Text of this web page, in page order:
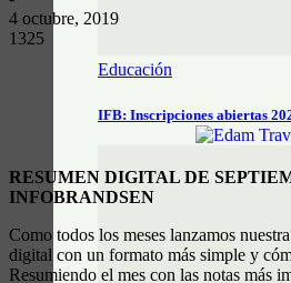
Educación
IFB: Inscripciones abiertas
4 octubre, 2019
1325
RESUMEN DIGITAL DE
INFOBRANDSEN
Como todos los meses lanzamos
digital con un formato más simple y
Resumiendo el mes con las notas más